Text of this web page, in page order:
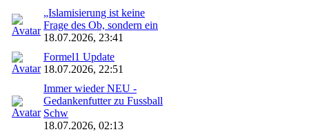
„Islamisierung ist keine
Frage des Ob, sondern ein
18.07.2026, 23:41
Formel1 Update
18.07.2026, 22:51
Immer wieder NEU -
Gedankenfutter zu Fussball
Schw
18.07.2026, 02:13